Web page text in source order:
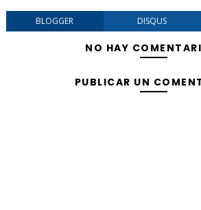
BLOGGER DISQUS
NO HAY
PUBLICAR UN